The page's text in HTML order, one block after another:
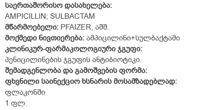
საერთაშორისო დასახელება:
AMPICILLIN; SULBACTAM
მწარმოებელი: PFAIZER, აშშ.
მოქმედი ნივთიერება: ამპიცილინი+სულბაქტამი
კლინიკურ-ფარმაკოლოგიური ჯგუფი:
პენიცილინების ჯგუფის ანტიბიოტიკი.
შემადგენლობა და გამოშვების ფორმა:
ფხვნილი საინექციო ხსნარისმოსამზადებლად:
ფლაკონში
1 ფლ.